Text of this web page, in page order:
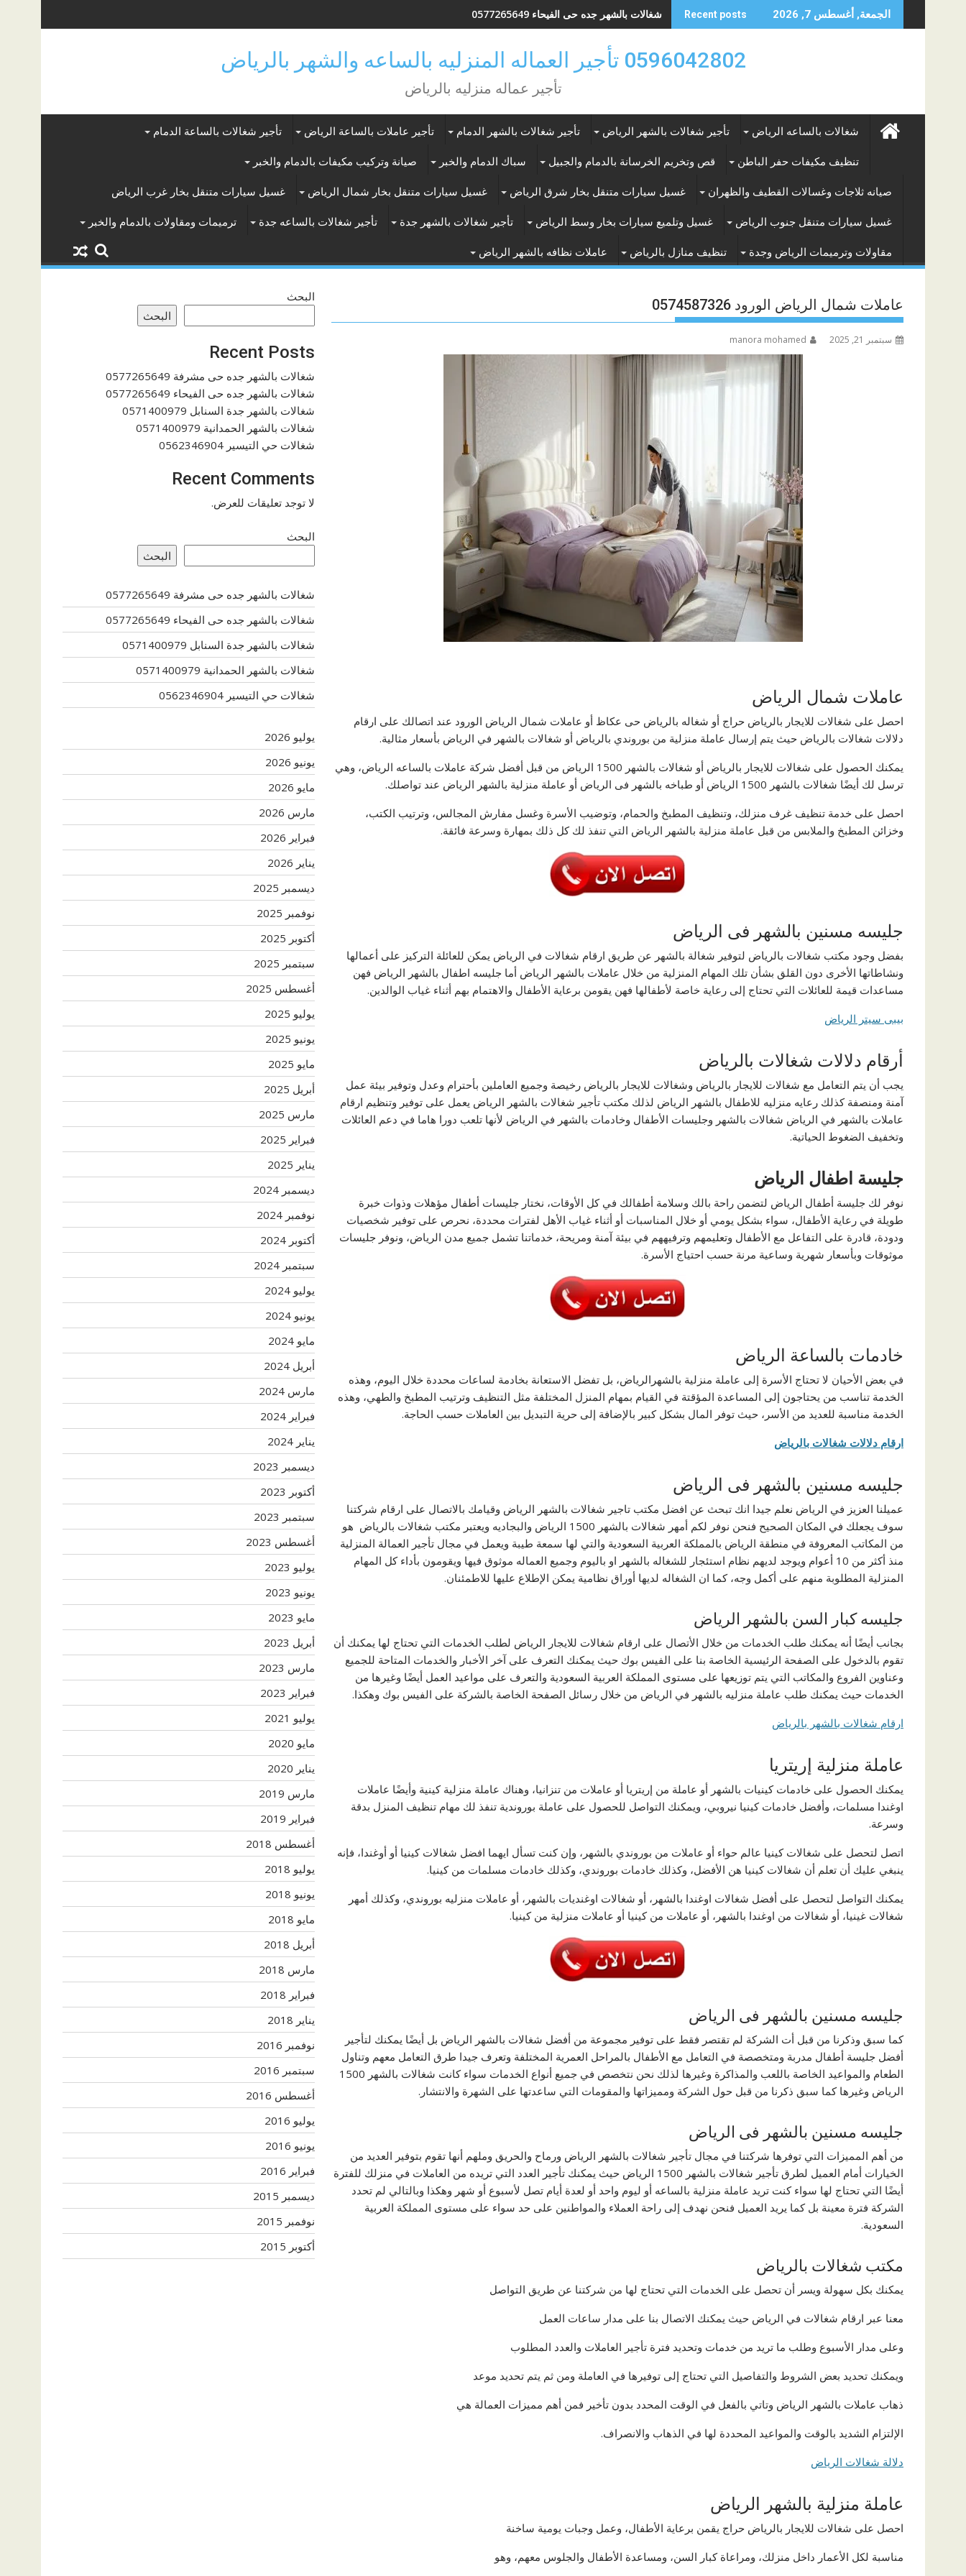
to
الجمعة, أغسطس 7, 2026 Recent posts شغالات بالشهر جده حى الفيحاء 0577265649
0596042802 تأجير العماله المنزليه بالساعه والشهر بالرياض
تأجير عماله منزليه بالرياض
شغالات بالساعه الرياض تأجير شغالات بالشهر الرياض تأجير شغالات بالشهر الدمام تأجير عاملات بالساعة الرياض تأجير شغالات بالساعة الدمام
تنظيف مكيفات حفر الباطن قص وتخريم الخرسانة بالدمام والجبيل سباك الدمام والخبر صيانة وتركيب مكيفات بالدمام والخبر
صيانه ثلاجات وغسالات القطيف والظهران غسيل سيارات متنقل بخار شرق الرياض غسيل سيارات متنقل بخار شمال الرياض غسيل سيارات متنقل بخار غرب الرياض
غسيل سيارات متنقل جنوب الرياض غسيل وتلميع سيارات بخار وسط الرياض تأجير شغالات بالشهر جدة تأجير شغالات بالساعه جدة ترميمات ومقاولات بالدمام والخبر
مقاولات وترميمات الرياض وجدة تنظيف منازل بالرياض عاملات نظافه بالشهر الرياض
عاملات شمال الرياض الورود 0574587326
سبتمبر 21, 2025 manora mohamed
عاملات شمال الرياض
احصل على شغالات للايجار بالرياض حراج أو شغاله بالرياض حى عكاظ أو عاملات شمال الرياض الورود عند اتصالك على ارقام
دلالات شغالات بالرياض حيث يتم إرسال عاملة منزلية من بوروندي بالرياض أو شغالات بالشهر في الرياض بأسعار مثالية.
يمكنك الحصول على شغالات للايجار بالرياض أو شغالات بالشهر 1500 الرياض من قبل أفضل شركة عاملات بالساعه الرياض، وهي
ترسل لك أيضًا شغالات بالشهر 1500 الرياض أو طباخه بالشهر فى الرياض أو عاملة منزلية بالشهر الرياض عند تواصلك.
احصل على خدمة تنظيف غرف منزلك، وتنظيف المطبخ والحمام، وتوضيب الأسرة وغسل مفارش المجالس، وترتيب الكتب،
وخزائن المطبخ والملابس من قبل عاملة منزلية بالشهر الرياض التي تنفذ لك كل ذلك بمهارة وسرعة فائقة.
جليسه مسنين بالشهر فى الرياض
بفضل وجود مكتب شغالات بالرياض لتوفير شغالة بالشهر عن طريق ارقام شغالات في الرياض يمكن للعائلة التركيز على أعمالها
ونشاطاتها الأخرى دون القلق بشأن تلك المهام المنزلية من خلال عاملات بالشهر الرياض أما جليسه اطفال بالشهر الرياض فهن
مساعدات قيمة للعائلات التي تحتاج إلى رعاية خاصة لأطفالها فهن يقومن برعاية الأطفال والاهتمام بهم أثناء غياب الوالدين.
بيبى سيتر الرياض
أرقام دلالات شغالات بالرياض
يجب أن يتم التعامل مع شغالات للايجار بالرياض وشغالات للايجار بالرياض رخيصة وجميع العاملين بأحترام وعدل وتوفير بيئة عمل
آمنة ومنصفة كذلك رعايه منزليه للاطفال بالشهر الرياض لذلك مكتب تأجير شغالات بالشهر الرياض يعمل على توفير وتنظيم ارقام
عاملات بالشهر في الرياض شغالات بالشهر وجليسات الأطفال وخادمات بالشهر في الرياض لأنها تلعب دورا هاما في دعم العائلات
وتخفيف الضغوط الحياتية.
جليسة اطفال الرياض
نوفر لك جليسة أطفال الرياض لتضمن راحة بالك وسلامة أطفالك في كل الأوقات، نختار جليسات أطفال مؤهلات وذوات خبرة
طويلة في رعاية الأطفال، سواء بشكل يومي أو خلال المناسبات أو أثناء غياب الأهل لفترات محددة، نحرص على توفير شخصيات
ودودة، قادرة على التفاعل مع الأطفال وتعليمهم وترفيههم في بيئة آمنة ومريحة، خدماتنا تشمل جميع مدن الرياض، ونوفر جليسات
موثوقات وبأسعار شهرية وساعية مرنة حسب احتياج الأسرة.
خادمات بالساعة الرياض
في بعض الأحيان لا تحتاج الأسرة إلى عاملة منزلية بالشهرالرياض، بل تفضل الاستعانة بخادمة لساعات محددة خلال اليوم، وهذه
الخدمة تناسب من يحتاجون إلى المساعدة المؤقتة في القيام بمهام المنزل المختلفة مثل التنظيف وترتيب المطبخ والطهي، وهذه
الخدمة مناسبة للعديد من الأسر، حيث توفر المال بشكل كبير بالإضافة إلى حرية التبديل بين العاملات حسب الحاجة.
ارقام دلالات شغالات بالرياض
جليسه مسنين بالشهر فى الرياض
عميلنا العزيز في الرياض نعلم جيدا انك تبحث عن افضل مكتب تاجير شغالات بالشهر الرياض وقيامك بالاتصال على ارقام شركتنا
سوف يجعلك في المكان الصحيح فنحن نوفر لكم أمهر شغالات بالشهر 1500 الرياض والبجاديه ويعتبر مكتب شغالات بالرياض هو
من المكاتب المعروفة في منطقة الرياض بالمملكة العربية السعودية والتي لها سمعة طيبة ويعمل في مجال تأجير العمالة المنزلية
منذ أكثر من 10 أعوام ويوجد لديهم نظام استئجار للشغاله بالشهر او باليوم وجميع العماله موثوق فيها ويقومون بأداء كل المهام
المنزلية المطلوبة منهم على أكمل وجه، كما ان الشغاله لديها أوراق نظامية يمكن الإطلاع عليها للاطمئنان.
جليسه كبار السن بالشهر الرياض
بجانب أيضًا أنه يمكنك طلب الخدمات من خلال الأتصال على ارقام شغالات للايجار الرياض لطلب الخدمات التي تحتاج لها يمكنك أن
تقوم بالدخول على الصفحة الرئيسية الخاصة بنا على الفيس بوك حيث يمكنك التعرف على آخر الأخبار والخدمات المتاحة للجميع
وعناوين الفروع والمكاتب التي يتم توزيعها على مستوى المملكة العربية السعودية والتعرف على مواعيد العمل أيضًا وغيرها من
الخدمات حيث يمكنك طلب عاملة منزليه بالشهر في الرياض من خلال رسائل الصفحة الخاصة بالشركة على الفيس بوك وهكذا.
ارقام شغالات بالشهر بالرياض
عاملة منزلية إريتريا
يمكنك الحصول على خادمات كينيات بالشهر أو عاملة من إريتريا أو عاملات من تنزانيا، وهناك عاملة منزلية كينية وأيضًا عاملات
اوغندا مسلمات، وأفضل خادمات كينيا نيروبي، ويمكنك التواصل للحصول على عاملة بوروندية تنفذ لك مهام تنظيف المنزل بدقة
وسرعة.
اتصل لتحصل على شغالات كينيا عالم حواء أو عاملات من بوروندي بالشهر، وإن كنت تسأل ايهما افضل شغالات كينيا أو أوغندا، فإنه
ينبغي عليك أن تعلم أن شغالات كينيا هن الأفضل، وكذلك خادمات بوروندي، وكذلك خادمات مسلمات من كينيا.
يمكنك التواصل لتحصل على أفضل شغالات اوغندا بالشهر، أو شغالات اوغنديات بالشهر، أو عاملات منزليه بوروندي، وكذلك أمهر
شغالات غينيا، أو شغالات من اوغندا بالشهر، أو عاملات من كينيا أو عاملات منزلية من كينيا.
جليسه مسنين بالشهر فى الرياض
كما سبق وذكرنا من قبل أت الشركة لم تقتصر فقط على توفير مجموعة من أفضل شغالات بالشهر الرياض بل أيضًا يمكنك لتأجير
أفضل جليسة أطفال مدربة ومتخصصة في التعامل مع الأطفال بالمراحل العمرية المختلفة وتعرف جيدا طرق التعامل معهم وتناول
الطعام والمواعيد الخاصة باللعب والمذاكرة وغيرها لذلك نحن نتخصص في جميع أنواع الخدمات سواء كانت شغالات بالشهر 1500
الرياض وغيرها كما سبق ذكرنا من قبل حول الشركة ومميزاتها والمقومات التي ساعدتها على الشهرة والانتشار.
جليسه مسنين بالشهر فى الرياض
من أهم المميزات التي توفرها شركتنا في مجال تأجير شغالات بالشهر الرياض ورماح والحريق وملهم أنها تقوم بتوفير العديد من
الخيارات أمام العميل لطرق تأجير شغالات بالشهر 1500 الرياض حيث يمكنك تأجير العدد التي تريده من العاملات في منزلك للفترة
أيضًا التي تحتاج لها سواء كنت تريد عاملة منزلية بالساعه أو ليوم واحد أو لعدة أيام تصل لأسبوع أو شهر وهكذا وبالتالي لم تحدد
الشركة فترة معينة بل كما يريد العميل فنحن نهدف إلى راحة العملاء والمواطنين على حد سواء على مستوى المملكة العربية
السعودية.
مكتب شغالات بالرياض
يمكنك بكل سهولة ويسر أن تحصل على الخدمات التي تحتاج لها من شركتنا عن طريق التواصل
معنا عبر ارقام شغالات في الرياض حيث يمكنك الاتصال بنا على مدار ساعات العمل
وعلى مدار الأسبوع وطلب ما تريد من خدمات وتحديد فترة تأجير العاملات والعدد المطلوب
ويمكنك تحديد بعض الشروط والتفاصيل التي تحتاج إلى توفيرها في العاملة ومن ثم يتم تحديد موعد
ذهاب عاملات بالشهر الرياض وتاتي بالفعل في الوقت المحدد بدون تأخير فمن أهم مميزات العمالة هي
الإلتزام الشديد بالوقت والمواعيد المحددة لها في الذهاب والانصراف.
دلالة شغالات الرياض
عاملة منزلية بالشهر الرياض
احصل على شغالات للايجار بالرياض حراج يقمن برعاية الأطفال، وعمل وجبات يومية ساخنة
مناسبة لكل الأعمار داخل منزلك، ومراعاة كبار السن، ومساعدة الأطفال والجلوس معهم، وهو
البحث
البحث
Recent Posts
شغالات بالشهر جده حى مشرفة 0577265649
شغالات بالشهر جده حى الفيحاء 0577265649
شغالات بالشهر جدة السنابل 0571400979
شغالات بالشهر الحمدانية 0571400979
شغالات حي التيسير 0562346904
Recent Comments
لا توجد تعليقات للعرض.
البحث
البحث
شغالات بالشهر جده حى مشرفة 0577265649
شغالات بالشهر جده حى الفيحاء 0577265649
شغالات بالشهر جدة السنابل 0571400979
شغالات بالشهر الحمدانية 0571400979
شغالات حي التيسير 0562346904
يوليو 2026
يونيو 2026
مايو 2026
مارس 2026
فبراير 2026
يناير 2026
ديسمبر 2025
نوفمبر 2025
أكتوبر 2025
سبتمبر 2025
أغسطس 2025
يوليو 2025
يونيو 2025
مايو 2025
أبريل 2025
مارس 2025
فبراير 2025
يناير 2025
ديسمبر 2024
نوفمبر 2024
أكتوبر 2024
سبتمبر 2024
يوليو 2024
يونيو 2024
مايو 2024
أبريل 2024
مارس 2024
فبراير 2024
يناير 2024
ديسمبر 2023
أكتوبر 2023
سبتمبر 2023
أغسطس 2023
يوليو 2023
يونيو 2023
مايو 2023
أبريل 2023
مارس 2023
فبراير 2023
يوليو 2021
مايو 2020
يناير 2020
مارس 2019
فبراير 2019
أغسطس 2018
يوليو 2018
يونيو 2018
مايو 2018
أبريل 2018
مارس 2018
فبراير 2018
يناير 2018
نوفمبر 2016
سبتمبر 2016
أغسطس 2016
يوليو 2016
يونيو 2016
فبراير 2016
ديسمبر 2015
نوفمبر 2015
أكتوبر 2015